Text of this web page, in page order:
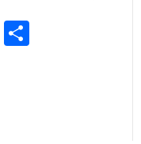
Email